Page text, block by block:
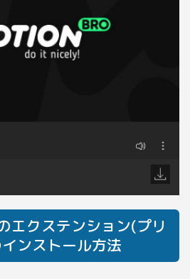
エクステンション(プリ
ンストール方法